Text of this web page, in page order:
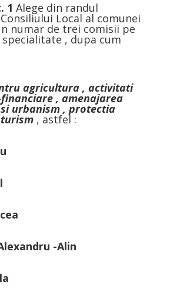
Alege din randul
Local al comunei
numar de trei comisii pe
, dupa cum
agricultura , activitati
, amenajarea
urbanism , protectia
, astfel :
-Alin